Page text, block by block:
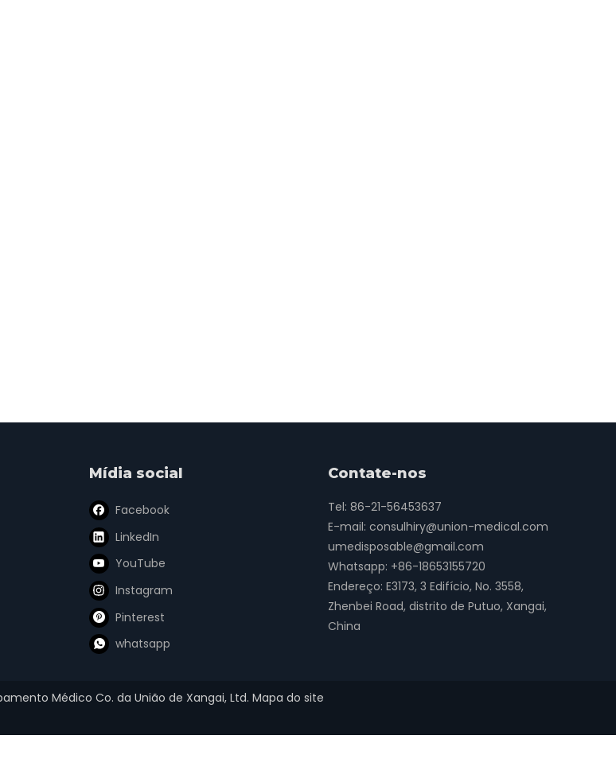
Mídia social
Facebook
LinkedIn
YouTube
Instagram
Pinterest
whatsapp
Contate-nos
Tel: 86-21-56453637
E-mail: consulhiry@union-medical.com
umedisposable@gmail.com
Whatsapp: +86-18653155720
Endereço: E3173, 3 Edifício, No. 3558,
Zhenbei Road, distrito de Putuo, Xangai,
China
Médico Co. da União de Xangai, Ltd. Mapa do site